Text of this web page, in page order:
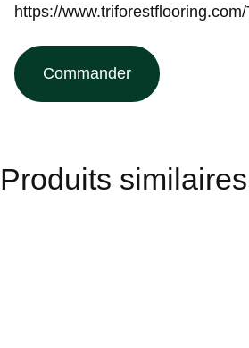
https://
Commander
Produits similaires